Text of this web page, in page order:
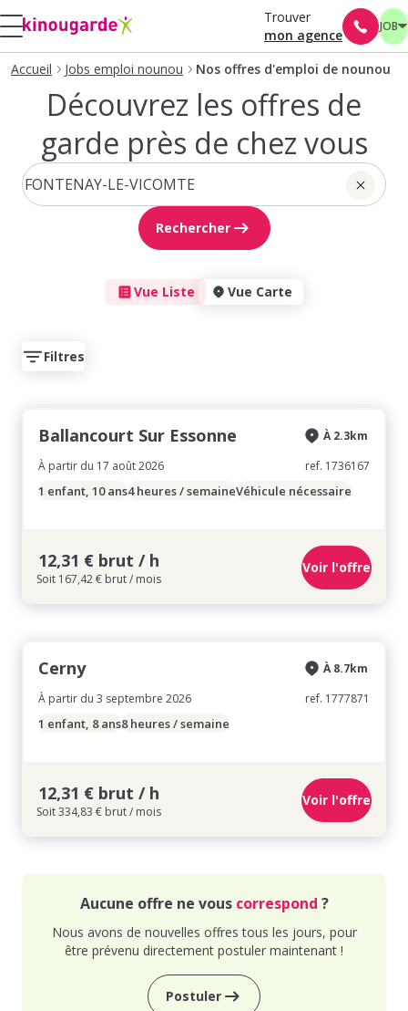
Trouver
mon agence
JOB
Accueil Jobs emploi nounou Nos offres d'emploi de nounou
Découvrez les offres de
garde près de chez vous
Rechercher
Vue Liste Vue Carte
Filtres
Ballancourt Sur Essonne
À partir du 17 août 2026
À 2.3km
ref. 1736167
1 enfant, 10 ans4 heures / semaineVéhicule nécessaire
12,31 € brut / h
Soit 167,42 € brut / mois
Voir l'offre
Cerny
À partir du 3 septembre 2026
À 8.7km
ref. 1777871
1 enfant, 8 ans8 heures / semaine
12,31 € brut / h
Soit 334,83 € brut / mois
Voir l'offre
Aucune offre ne vous correspond ?
Nous avons de nouvelles offres tous les jours, pour
être prévenu directement postuler maintenant !
Postuler